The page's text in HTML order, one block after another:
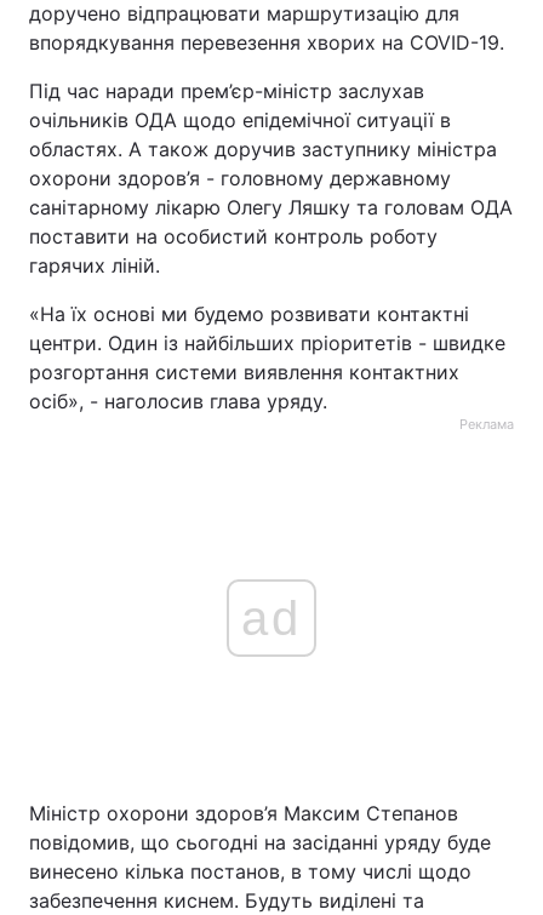
доручено відпрацювати маршрутизацію для
впорядкування перевезення хворих на COVID-19.
Під час наради прем’єр-міністр заслухав
очільників ОДА щодо епідемічної ситуації в
областях. А також доручив заступнику міністра
охорони здоров’я - головному державному
санітарному лікарю Олегу Ляшку та головам ОДА
поставити на особистий контроль роботу
гарячих ліній.
«На їх основі ми будемо розвивати контактні
центри. Один із найбільших пріоритетів - швидке
розгортання системи виявлення контактних
осіб», - наголосив глава уряду.
Реклама
ad
Міністр охорони здоров’я Максим Степанов
повідомив, що сьогодні на засіданні уряду буде
винесено кілька постанов, в тому числі щодо
забезпечення киснем. Будуть виділені та